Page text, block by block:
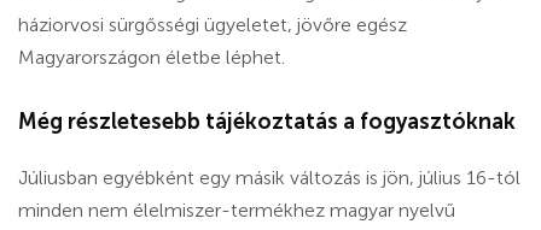
háziorvosi sürgősségi ügyeletet, jövőre egész
Magyarországon életbe léphet.
Még részletesebb tájékoztatás a fogyasztóknak
Júliusban egyébként egy másik változás is jön, július 16-tól
minden nem élelmiszer-termékhez magyar nyelvű